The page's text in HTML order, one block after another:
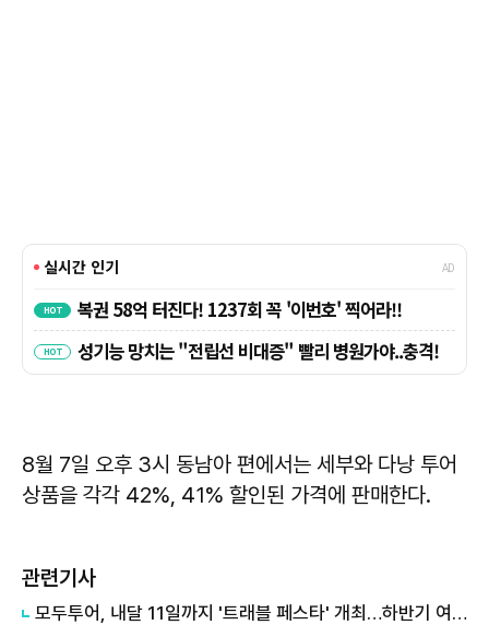
8월 7일 오후 3시 동남아 편에서는 세부와 다낭 투어
상품을 각각 42%, 41% 할인된 가격에 판매한다.
관련기사
모두투어, 내달 11일까지 '트래블 페스타' 개최…하반기 여행 수요 정조준